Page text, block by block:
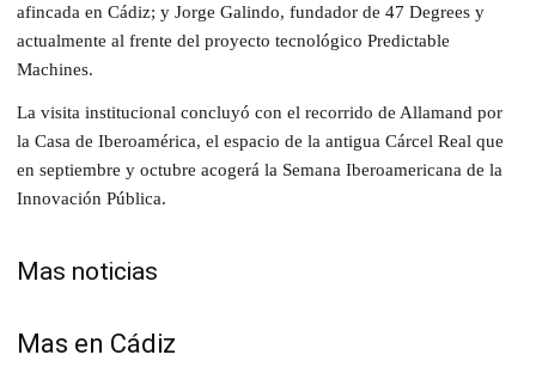
afincada en Cádiz; y Jorge Galindo, fundador de 47 Degrees y
actualmente al frente del proyecto tecnológico Predictable
Machines.
La visita institucional concluyó con el recorrido de Allamand por
la Casa de Iberoamérica, el espacio de la antigua Cárcel Real que
en septiembre y octubre acogerá la Semana Iberoamericana de la
Innovación Pública.
Mas noticias
Mas en Cádiz